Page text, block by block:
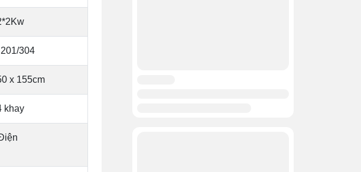
201/304
x 155cm
khay